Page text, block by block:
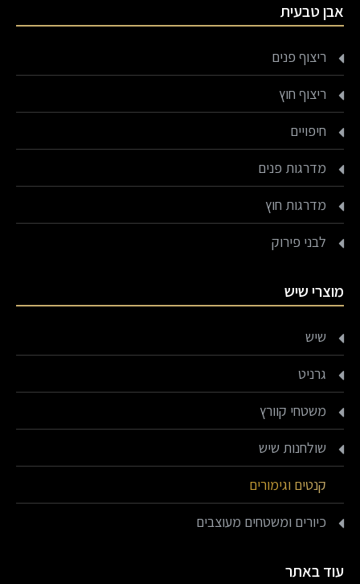
אבן טבעית
ריצוף פנים
ריצוף חוץ
חיפויים
מדרגות פנים
מדרגות חוץ
לבני פירוק
מוצרי שיש
שיש
גרניט
משטחי קוורץ
שולחנות שיש
קנטים וגימורים
כיורים ומשטחים מעוצבים
עוד באתר